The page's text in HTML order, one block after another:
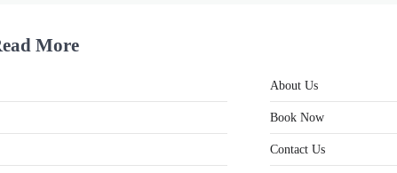
More
About Us
Book Now
Contact Us